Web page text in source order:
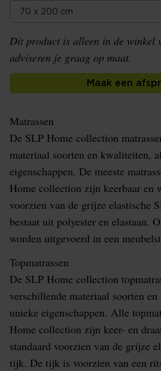
Dit product is alleen in de winkel
adviseren je graag op maat.
Maak een
Matrassen
De SLP Home collection
materiaal soorten en kwaliteiten,
eigenschappen. De meeste
Home collection zijn keerbaar en
voorzien van de grijze elastische
bestaat uit polyester en elastaan.
worden uitgevoerd in een
Topmatrassen
De SLP Home collection
verschillende materiaal soorten
unieke eigenschappen. Alle
Home collection zijn keer- en
standaard voorzien van de grijze
tijk. De tijk is voorzien van een